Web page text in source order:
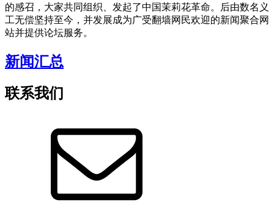
的感召，大家共同组织、发起了中国茉莉花革命。后由数名义
工无偿坚持至今，并发展成为广受翻墙网民欢迎的新闻聚合网
站并提供论坛服务。
新闻汇总
联系我们